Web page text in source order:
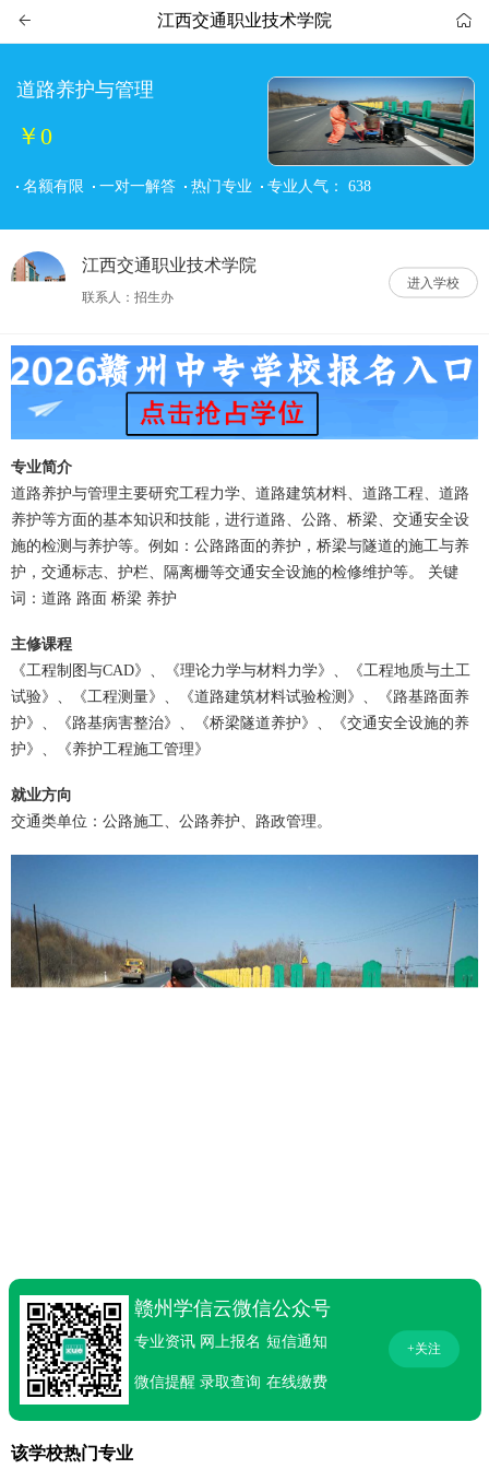
 江西交通职业技术学院 
道路养护与管理
￥0
名额有限 一对一解答 热门专业 专业人气： 638
江西交通职业技术学院
联系人：招生办
进入学校
专业简介
道路养护与管理主要研究工程力学、道路建筑材料、道路工程、道路
养护等方面的基本知识和技能，进行道路、公路、桥梁、交通安全设
施的检测与养护等。例如：公路路面的养护，桥梁与隧道的施工与养
护，交通标志、护栏、隔离栅等交通安全设施的检修维护等。 关键
词：道路 路面 桥梁 养护
主修课程
《工程制图与CAD》、《理论力学与材料力学》、《工程地质与土工
试验》、《工程测量》、《道路建筑材料试验检测》、《路基路面养
护》、《路基病害整治》、《桥梁隧道养护》、《交通安全设施的养
护》、《养护工程施工管理》
就业方向
交通类单位：公路施工、公路养护、路政管理。
赣州学信云微信公众号
专业资讯 网上报名 短信通知
微信提醒 录取查询 在线缴费
+关注
该学校热门专业